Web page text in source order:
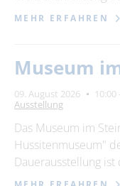
MEHR ERFAHREN
Museum
09. August 2026 10:00
Ausstellung
Das Museum im
Hussitenmuseum"
Dauerausstellung